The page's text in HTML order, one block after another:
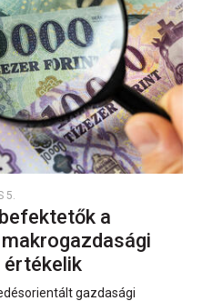
5.
a
gazdasági